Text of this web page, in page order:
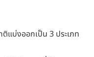
ติแบ่งออกเป็น 3 ประเภท